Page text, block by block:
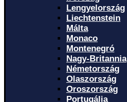
Lengyelország
Liechtenstein
Málta
Monaco
Montenegró
Nagy-Britannia
Németország
Olaszország
Oroszország
Portugália